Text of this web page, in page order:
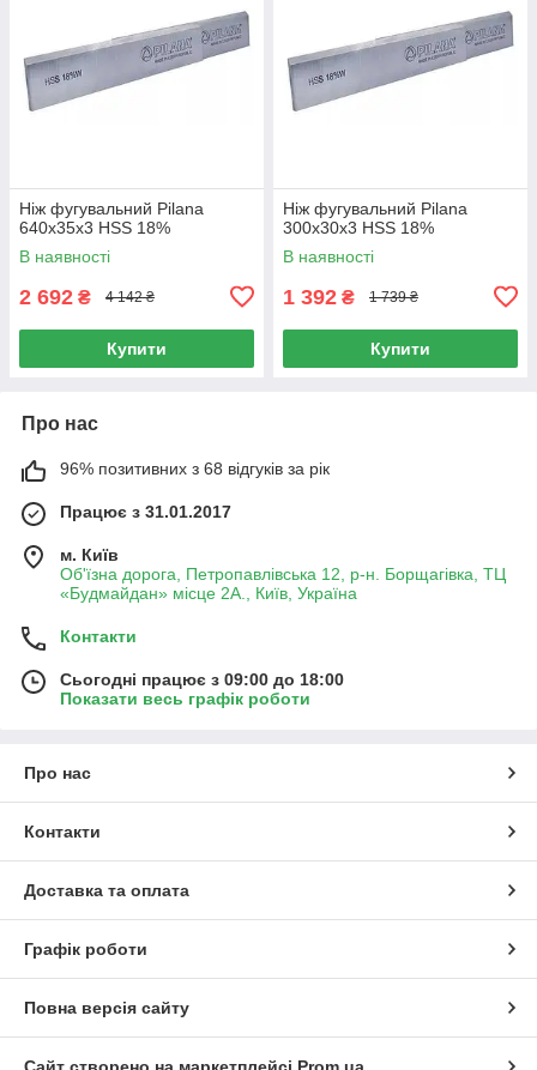
Ніж фугувальний Pilana
640x35x3 HSS 18%
В наявності
2 692 ₴ 4 142 ₴
Купити
Ніж фугувальний Pilana
300x30x3 HSS 18%
В наявності
1 392 ₴ 1 739 ₴
Купити
Про нас
96% позитивних з 68 відгуків за рік
Працює з 31.01.2017
м. Київ
Об'їзна дорога, Петропавлівська 12, р-н. Борщагівка, ТЦ
«Будмайдан» місце 2А., Київ, Україна
Контакти
Сьогодні працює з 09:00 до 18:00
Показати весь графік роботи
Про нас
Контакти
Доставка та оплата
Графік роботи
Повна версія сайту